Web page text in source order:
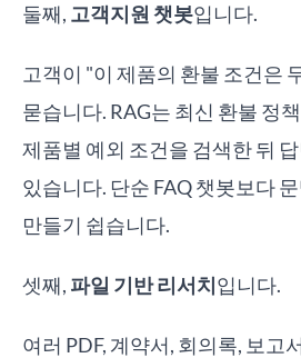
둘째, 고객지원 챗봇입니다.
고객이 "이 제품의 환불 조건은
묻습니다. RAG는 최신 환불 정
제품별 예외 조건을 검색한 뒤
있습니다. 단순 FAQ 챗봇보다
만들기 쉽습니다.
셋째, 파일 기반 리서치입니다.
여러 PDF, 계약서, 회의록, 보고